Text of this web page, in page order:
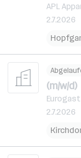
APL
2.7.2026
(m/w/d)
2.7.2026